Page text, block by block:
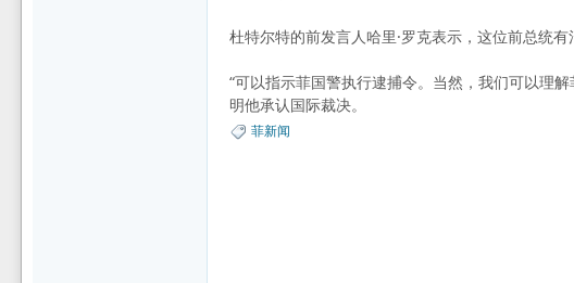
杜特尔特的前发言人哈里·罗克表示，这位前总统
“可以指示菲国警执行逮捕令。当然，我们可以理
明他承认国际裁决。
菲新闻